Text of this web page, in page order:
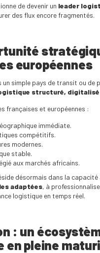
de devenir un leader
des flux encore fragmentés.
européennes
un simple pays de transit ou
structuré,
françaises et européennes :
immédiate.
compétitifs.
modernes.
stable.
aux marchés africains.
désormais dans la capacité
adaptées, à
logistique en temps réel.
: un
en pleine